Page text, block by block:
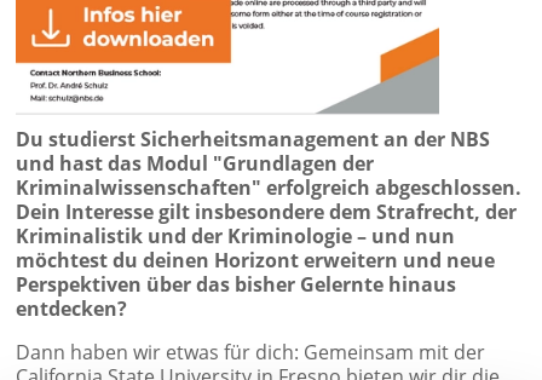
Du studierst Sicherheitsmanagement an der NBS
und hast das Modul "Grundlagen der
Kriminalwissenschaften" erfolgreich abgeschlossen.
Dein Interesse gilt insbesondere dem Strafrecht, der
Kriminalistik und der Kriminologie – und nun
möchtest du deinen Horizont erweitern und neue
Perspektiven über das bisher Gelernte hinaus
entdecken?
Dann haben wir etwas für dich: Gemeinsam mit der